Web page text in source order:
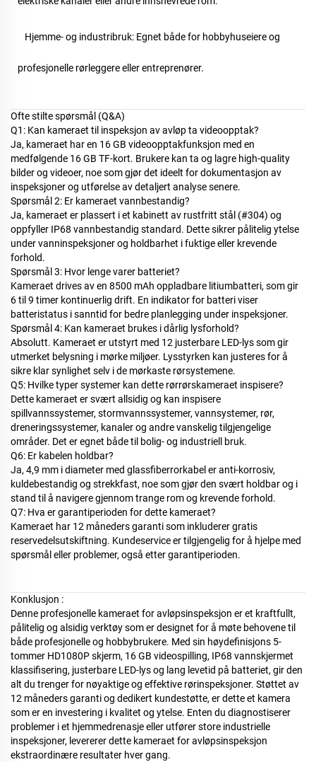
Hjemme- og industribruk: Egnet både for hobbyhuseiere og
profesjonelle rørleggere eller entreprenører.
Ofte stilte spørsmål (Q&A)
Q1: Kan kameraet til inspeksjon av avløp ta videoopptak?
Ja, kameraet har en 16 GB videoopptakfunksjon med en
medfølgende 16 GB TF-kort. Brukere kan ta og lagre high-quality
bilder og videoer, noe som gjør det ideelt for dokumentasjon av
inspeksjoner og utførelse av detaljert analyse senere.
Spørsmål 2: Er kameraet vannbestandig?
Ja, kameraet er plassert i et kabinett av rustfritt stål (#304) og
oppfyller IP68 vannbestandig standard. Dette sikrer pålitelig ytelse
under vanninspeksjoner og holdbarhet i fuktige eller krevende
forhold.
Spørsmål 3: Hvor lenge varer batteriet?
Kameraet drives av en 8500 mAh oppladbare litiumbatteri, som gir
6 til 9 timer kontinuerlig drift. En indikator for batteri viser
batteristatus i sanntid for bedre planlegging under inspeksjoner.
Spørsmål 4: Kan kameraet brukes i dårlig lysforhold?
Absolutt. Kameraet er utstyrt med 12 justerbare LED-lys som gir
utmerket belysning i mørke miljøer. Lysstyrken kan justeres for å
sikre klar synlighet selv i de mørkaste rørsystemene.
Q5: Hvilke typer systemer kan dette rørrørskameraet inspisere?
Dette kameraet er svært allsidig og kan inspisere
spillvannssystemer, stormvannssystemer,vannsystemer, rør,
dreneringssystemer, kanaler og andre vanskelig tilgjengelige
områder. Det er egnet både til bolig- og industriell bruk.
Q6: Er kabelen holdbar?
Ja, 4,9 mm i diameter med glassfiberrorkabel er anti-korrosiv,
kuldebestandig og strekkfast, noe som gjør den svært holdbar og i
stand til å navigere gjennom trange rom og krevende forhold.
Q7: Hva er garantiperioden for dette kameraet?
Kameraet har 12 måneders garanti som inkluderer gratis
reservedelsutskiftning. Kundeservice er tilgjengelig for å hjelpe med
spørsmål eller problemer, også etter garantiperioden.
Konklusjon :
Denne profesjonelle kameraet for avløpsinspeksjon er et kraftfullt,
pålitelig og alsidig verktøy som er designet for å møte behovene til
både profesjonelle og hobbybrukere. Med sin høydefinisjons 5-
tommer HD1080Pskjerm, 16 GB videospilling, IP68 vannskjermet
klassifisering, justerbare LED-lys og lang levetid på batteriet, gir den
alt du trenger for nøyaktige og effektive rørinspeksjoner. Støttet av
12 måneders garanti og dedikert kundestøtte, er dette et kamera
som er en investering i kvalitet og ytelse. Enten du diagnostiserer
problemer i et hjemmedrenasje eller utfører store industrielle
inspeksjoner, levererer dette kameraet for avløpsinspeksjon
ekstraordinære resultater hver gang.